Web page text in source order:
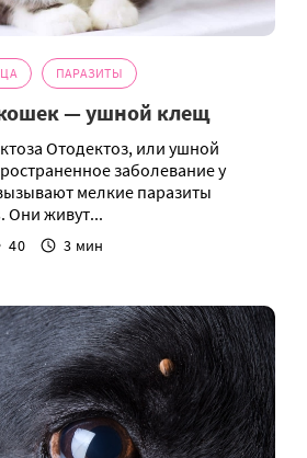
ПАРАЗИТЫ
— ушной клещ
Отодектоз, или ушной
заболевание у
мелкие паразиты
Они живут...
40 3 мин